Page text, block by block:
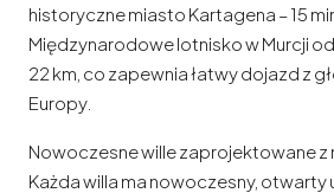
historyczne miasto Kartagena – 15
Międzynarodowe lotnisko w Murcji
22 km, co zapewnia łatwy dojazd z
Europy.
Nowoczesne wille zaprojektowane
Każda willa ma nowoczesny, otwarty